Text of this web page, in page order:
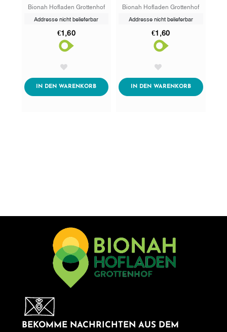
Bionah Hofladen Grottenhof
Addresse nicht belieferbar
€1,60
IN DEN WARENKORBADDTOCART
Bionah Hofladen Grottenhof
Addresse nicht belieferbar
€1,60
IN DEN WARENKORBADDTOCART
BEKOMME NACHRICHTEN AUS DEM